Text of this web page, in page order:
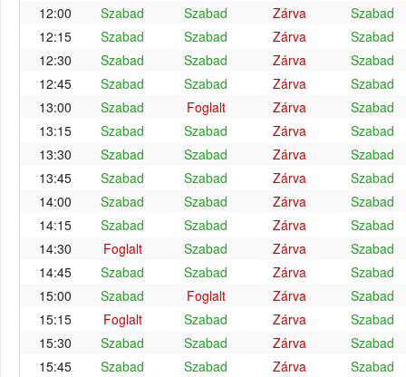
12:00
Szabad Szabad Zárva
Szabad
12:15
Szabad Szabad Zárva
Szabad
12:30
Szabad Szabad Zárva
Szabad
12:45
Szabad Szabad Zárva
Szabad
13:00
Szabad Foglalt Zárva
Szabad
13:15
Szabad Szabad Zárva
Szabad
13:30
Szabad Szabad Zárva
Szabad
13:45
Szabad Szabad Zárva
Szabad
14:00
Szabad Szabad Zárva
Szabad
14:15
Szabad Szabad Zárva
Szabad
14:30
Foglalt Szabad Zárva
Szabad
14:45
Szabad Szabad Zárva
Szabad
15:00
Szabad Foglalt Zárva
Szabad
15:15
Foglalt Szabad Zárva
Szabad
15:30
Szabad Szabad Zárva
Szabad
15:45
Szabad Szabad Zárva
Szabad